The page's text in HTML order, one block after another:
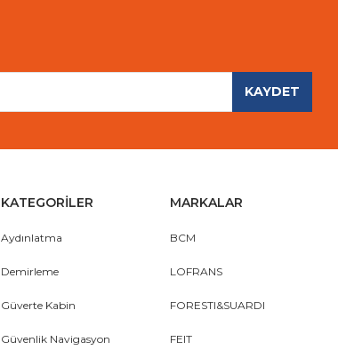
KAYDET
KATEGORİLER
Aydınlatma
Demirleme
Güverte Kabin
Güvenlik Navigasyon
MARKALAR
BCM
LOFRANS
FORESTI&SUARDI
FEIT